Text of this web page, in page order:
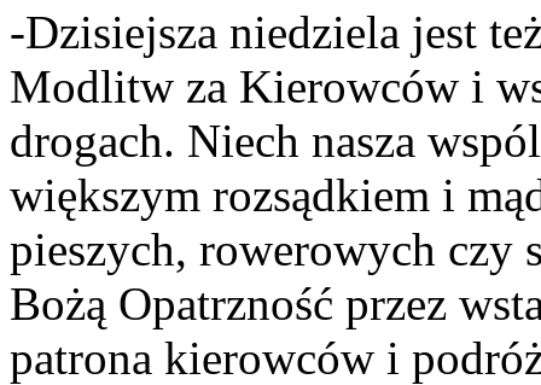
-Dzisiejsza niedziela jest
Modlitw za Kierowców i
drogach. Niech nasza
większym rozsądkiem i
pieszych, rowerowych czy
Bożą Opatrzność przez
patrona kierowców i